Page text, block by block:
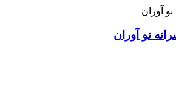
نو آوران